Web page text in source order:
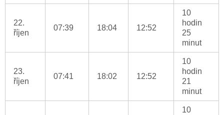
22.
říjen
07:39 18:04 12:52
10
hodin
25
minut
23.
říjen
07:41 18:02 12:52
10
hodin
21
minut
10